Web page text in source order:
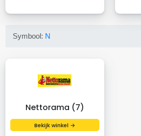
Symbool: N
Nettorama (7)
Bekijk winkel →